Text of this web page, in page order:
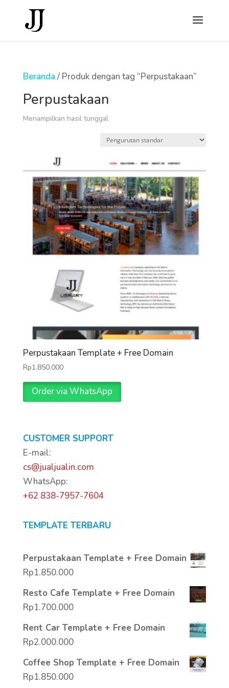
Beranda / Produk dengan tag “Perpustakaan”
Perpustakaan
Menampilkan hasil tunggal
Perpustakaan Template + Free Domain
Rp1.850.000
Order via WhatsApp
CUSTOMER SUPPORT
E-mail:
cs@jualjualin.com
WhatsApp:
+62 838-7957-7604
TEMPLATE TERBARU
Perpustakaan Template + Free Domain
Rp1.850.000
Resto Cafe Template + Free Domain
Rp1.700.000
Rent Car Template + Free Domain
Rp2.000.000
Coffee Shop Template + Free Domain
Rp1.850.000